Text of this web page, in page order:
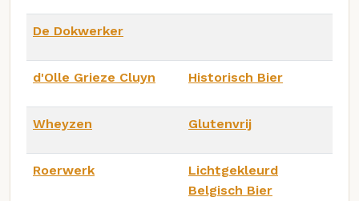
De Dokwerker
d'Olle Grieze Cluyn Historisch Bier
Wheyzen Glutenvrij
Roerwerk
Lichtgekleurd
Belgisch Bier